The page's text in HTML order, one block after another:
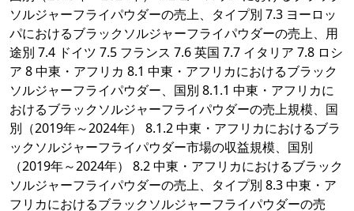
ソルジャーフライパウダーの売上、タイプ別 7.3 ヨーロッ
パにおけるブラックソルジャーフライパウダーの売上、用
途別 7.4 ドイツ 7.5 フランス 7.6 英国 7.7 イタリア 7.8 ロシ
ア 8 中東・アフリカ 8.1 中東・アフリカにおけるブラック
ソルジャーフライパウダー、国別 8.1.1 中東・アフリカに
おけるブラックソルジャーフライパウダーの売上規模、国
別（2019年～2024年） 8.1.2 中東・アフリカにおけるブラ
ックソルジャーフライパウダー市場の収益規模、国別
（2019年～2024年） 8.2 中東・アフリカにおけるブラック
ソルジャーフライパウダーの売上、タイプ別 8.3 中東・ア
フリカにおけるブラックソルジャーフライパウダーの売